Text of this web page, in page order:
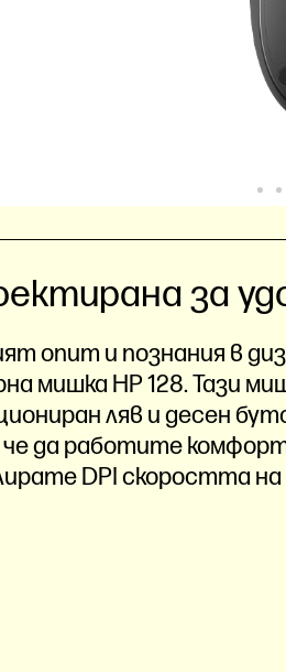
за
опит и познания в
мишка HP 128. Тази
ляв и десен
да работите
DPI скоростта на